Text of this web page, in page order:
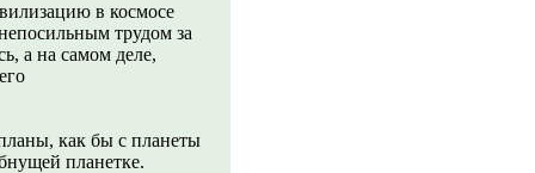
в космосе
трудом за
а на самом деле,
как бы с планеты
планетке.